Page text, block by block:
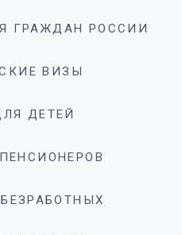
ГРАЖДАН РОССИИ
ВИЗЫ
ДЕТЕЙ